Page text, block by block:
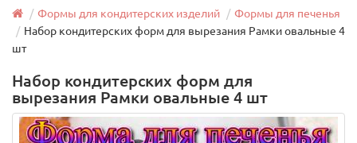
Формы для кондитерских изделий
Формы для печенья
Набор кондитерских форм для вырезания Рамки овальные 4
шт
Набор кондитерских форм для
вырезания Рамки овальные 4 шт